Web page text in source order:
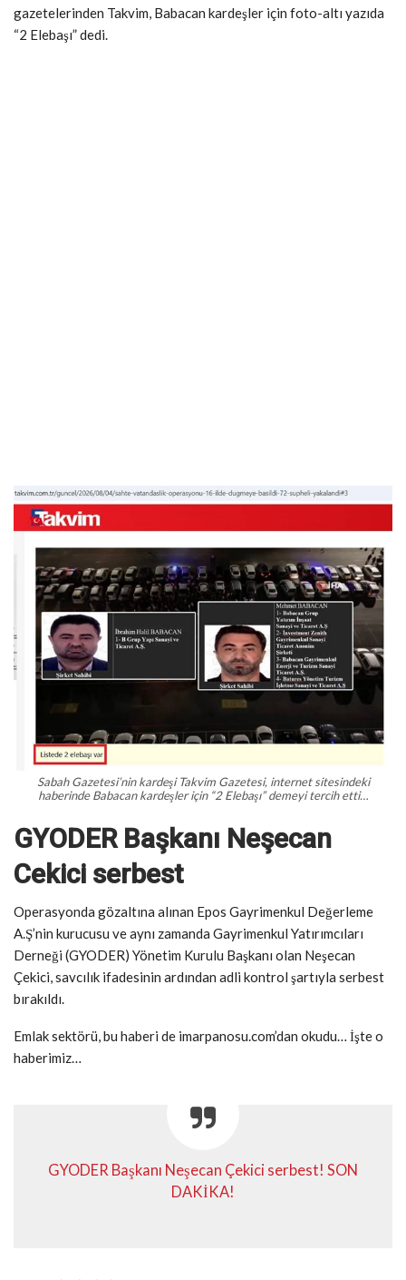
gazetelerinden Takvim, Babacan kardeşler için foto-altı yazıda
“2 Elebaşı” dedi.
Sabah Gazetesi’nin kardeşi Takvim Gazetesi, internet sitesindeki
haberinde Babacan kardeşler için “2 Elebaşı” demeyi tercih etti…
GYODER Başkanı Neşecan
Cekici serbest
Operasyonda gözaltına alınan Epos Gayrimenkul Değerleme
A.Ş’nin kurucusu ve aynı zamanda Gayrimenkul Yatırımcıları
Derneği (GYODER) Yönetim Kurulu Başkanı olan Neşecan
Çekici, savcılık ifadesinin ardından adli kontrol şartıyla serbest
bırakıldı.
Emlak sektörü, bu haberi de imarpanosu.com’dan okudu… İşte o
haberimiz…
GYODER Başkanı Neşecan Çekici serbest! SON
DAKİKA!